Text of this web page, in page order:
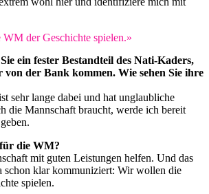
der Geschichte spielen.»
ein fester Bestandteil des Nati-Kaders,
von der Bank kommen. Wie sehen Sie ihre
sehr lange dabei und hat unglaubliche
die Mannschaft braucht, werde ich bereit
die WM?
mit guten Leistungen helfen. Und das
schon klar kommuniziert: Wir wollen die
spielen.​